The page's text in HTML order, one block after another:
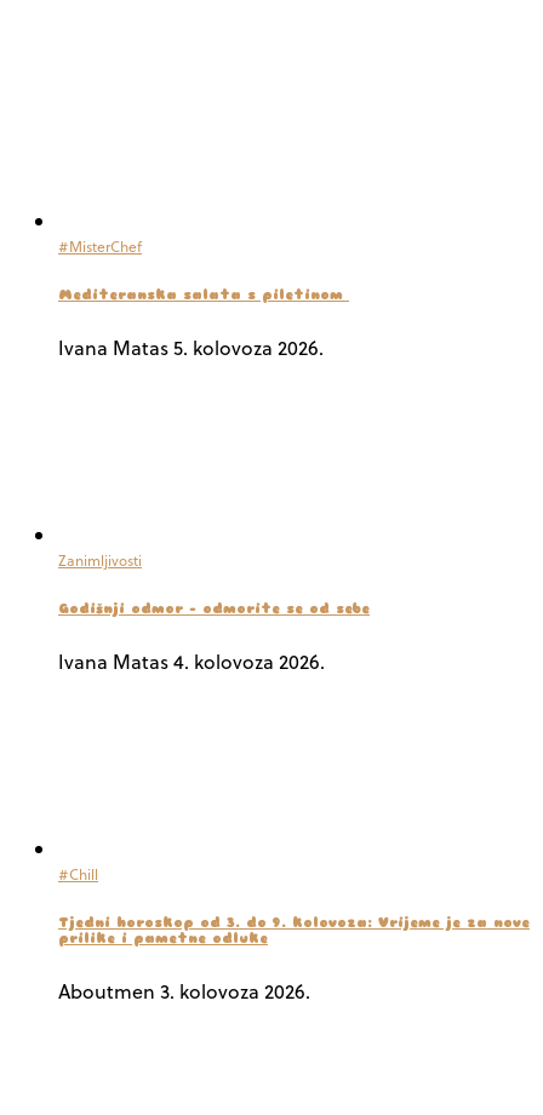
#MisterChef
Mediteranska salata s piletinom
Ivana Matas5. kolovoza 2026.
Zanimljivosti
Godišnji odmor – odmorite se od sebe
Ivana Matas4. kolovoza 2026.
#Chill
Tjedni horoskop od 3. do 9. kolovoza: Vrijeme je za nove
prilike i pametne odluke
Aboutmen 3. kolovoza 2026.